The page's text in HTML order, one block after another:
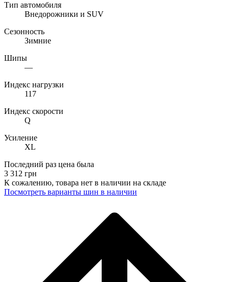
Тип автомобиля
Внедорожники и SUV
Сезонность
Зимние
Шипы
—
Индекс нагрузки
117
Индекс скорости
Q
Усиление
XL
Последний раз цена была
3 312 грн
К сожалению, товара нет в наличии на складе
Поcмотреть варианты шин в наличии